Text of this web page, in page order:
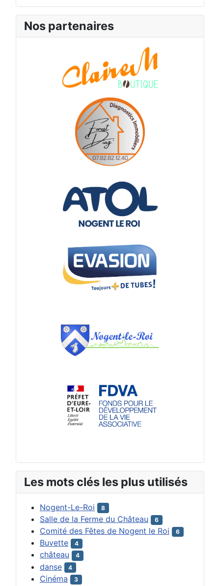
Nos partenaires
Les mots clés les plus utilisés
Nogent-Le-Roi 8
Salle de la Ferme du Château 6
Comité des Fêtes de Nogent le Roi 6
Buvette 4
château 4
danse 4
Cinéma 3